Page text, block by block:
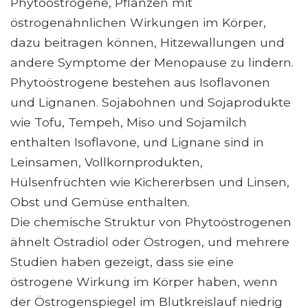
östrogenähnlichen Wirkungen im Körper,
dazu beitragen können, Hitzewallungen und
andere Symptome der Menopause zu lindern.
Phytoöstrogene bestehen aus Isoflavonen
und Lignanen. Sojabohnen und Sojaprodukte
wie Tofu, Tempeh, Miso und Sojamilch
enthalten Isoflavone, und Lignane sind in
Leinsamen, Vollkornprodukten,
Hülsenfrüchten wie Kichererbsen und Linsen,
Obst und Gemüse enthalten.
Die chemische Struktur von Phytoöstrogenen
ähnelt Östradiol oder Östrogen, und mehrere
Studien haben gezeigt, dass sie eine
östrogene Wirkung im Körper haben, wenn
der Östrogenspiegel im Blutkreislauf niedrig